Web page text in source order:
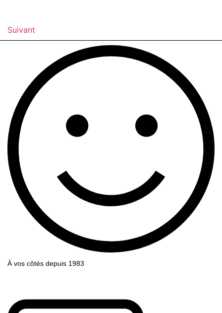
Suivant
À vos côtés depuis 1983